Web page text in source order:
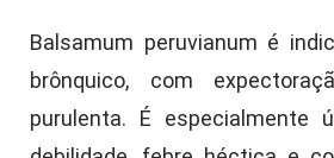
Balsamum peruvianum é
brônquico, com
purulenta. É especialmente